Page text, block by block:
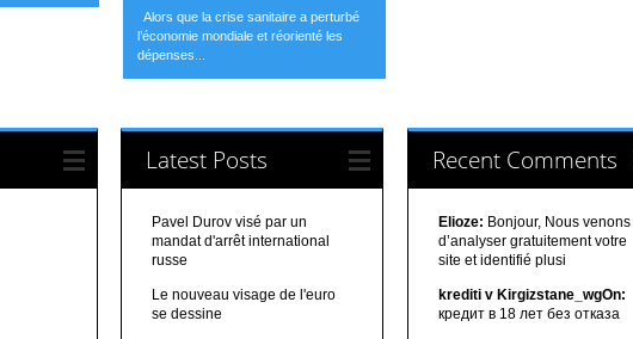
Alors que la crise sanitaire a perturbé
l’économie mondiale et réorienté les
dépenses...
Latest Posts
Pavel Durov visé par un
mandat d'arrêt international
russe
Le nouveau visage de l'euro
se dessine
Recent Comments
Elioze: Bonjour, Nous venons
d’analyser gratuitement votre
site et identifié plusi
krediti v Kirgizstane_wgOn:
кредит в 18 лет без отказа